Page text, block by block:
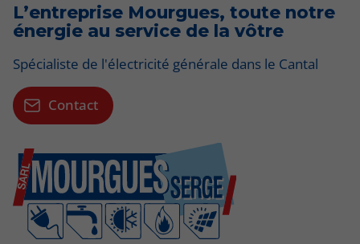
L’entreprise Mourgues, toute notre
énergie au service de la vôtre
Spécialiste de l'électricité générale dans le Cantal
Contact